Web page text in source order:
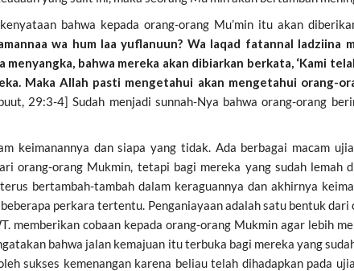
bahwa kepada orang-orang Mu’min itu akan
wa hum laa yuflanuun? Wa laqad fatannal ladziina
menyangka, bahwa mereka akan dibiarkan berkata, ‘Kami
Maka Allah pasti mengetahui akan mengetahui orang-
29:3-4] Sudah menjadi sunnah-Nya bahwa orang-orang
keimanannya dan siapa yang tidak. Ada berbagai macam
orang-orang Mukmin, tetapi bagi mereka yang sudah lemah
bertambah-tambah dalam keraguannya dan akhirnya
perkara tertentu. Penganiayaan adalah satu bentuk dari
memberikan cobaan kepada orang-orang Mukmin agar lebih
bahwa jalan kemajuan itu terbuka bagi mereka yang
sukses kemenangan karena beliau telah dihadapkan pada